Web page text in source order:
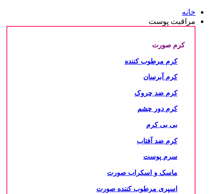
خانه
مراقبت پوست
کرم صورت
کرم مرطوب کننده
کرم آبرسان
کرم ضد چروک
کرم دور چشم
بی بی کرم
کرم ضد آفتاب
سرم پوست
ماسک و اسکراب صورت
اسپری مرطوب کننده صورت